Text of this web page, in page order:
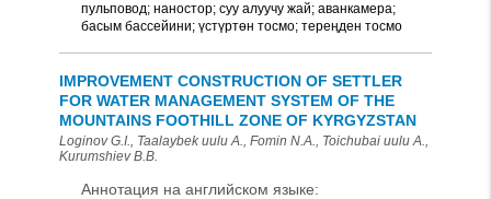
пульповод; наностор; суу алуучу жай; аванкамера;
басым бассейини; үстүртөн тосмо; тереңден тосмо
IMPROVEMENT CONSTRUCTION OF SETTLER
FOR WATER MANAGEMENT SYSTEM OF THE
MOUNTAINS FOOTHILL ZONE OF KYRGYZSTAN
Loginov G.I., Taalaybek uulu A., Fomin N.A., Toichubai uulu A.,
Kurumshiev B.B.
Аннотация на английском языке: